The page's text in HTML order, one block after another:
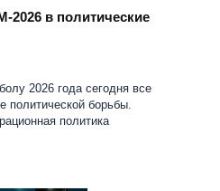
в политические
2026 года сегодня все
политической борьбы.
политика